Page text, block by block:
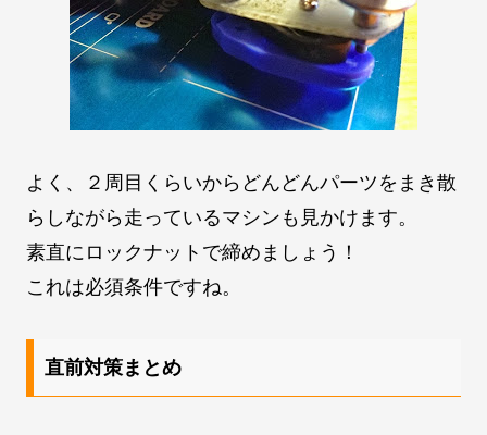
よく、２周目くらいからどんどんパーツをまき散
らしながら走っているマシンも見かけます。
素直にロックナットで締めましょう！
これは必須条件ですね。
直前対策まとめ